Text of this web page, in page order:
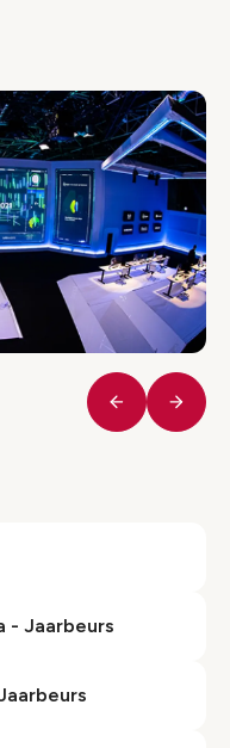
Vorige
- Jaarbeurs